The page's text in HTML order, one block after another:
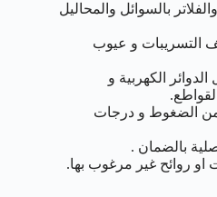
بالسوائل والمحاليل
التسريبات و عيوب
الكهربية و
من الضغوط و درجات
بالضمان .
او روائح غير مرغوب بها.